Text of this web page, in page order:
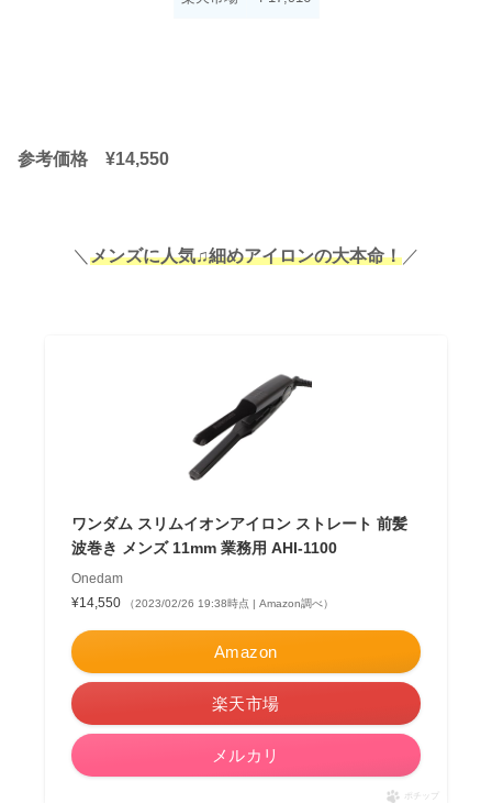
参考価格 ¥14,550
＼ メンズに人気♫細めアイロンの大本命！ ／
ワンダム スリムイオンアイロン ストレート 前髪
波巻き メンズ 11mm 業務用 AHI-1100
Onedam
¥14,550
（2023/02/26 19:38時点 | Amazon調べ）
Amazon
楽天市場
メルカリ
ポチップ